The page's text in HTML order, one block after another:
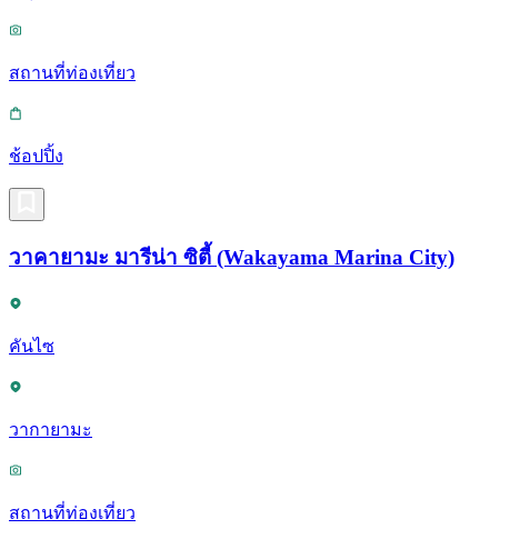
สถานที่ท่องเที่ยว
ช้อปปิ้ง
วาคายามะ มารีน่า ซิตี้ (Wakayama Marina City)
คันไซ
วากายามะ
สถานที่ท่องเที่ยว